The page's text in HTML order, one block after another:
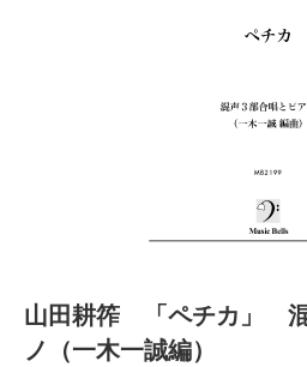
山田耕筰 「ペチカ」 混
ノ（一木一誠編）